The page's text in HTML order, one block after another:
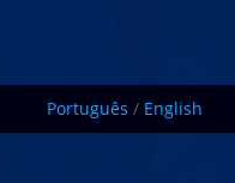
Português / English